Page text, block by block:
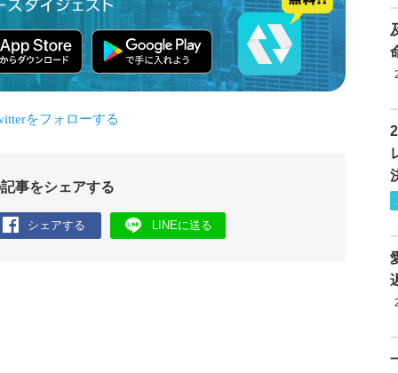
事をシェアする
シェアする LINEに送る